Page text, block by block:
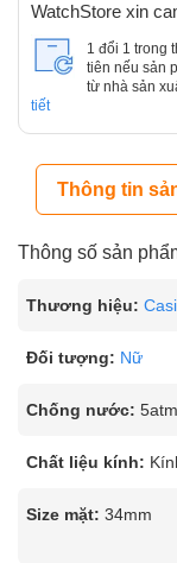
WatchStore xin
1 đổi 1 trong
tiên nếu sản
từ nhà sản
tiết
Thông tin
Thông số sản
Thương hiệu:
Đối tượng: Nữ
Chống nước: 5atm
Chất liệu kính:
Size mặt: 34mm